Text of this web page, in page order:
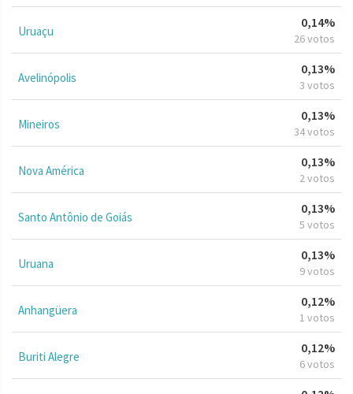
Uruaçu
0,14%
26 votos
Avelinópolis
0,13%
3 votos
Mineiros
0,13%
34 votos
Nova América
0,13%
2 votos
Santo Antônio de Goiás
0,13%
5 votos
Uruana
0,13%
9 votos
Anhangüera
0,12%
1 votos
Buriti Alegre
0,12%
6 votos